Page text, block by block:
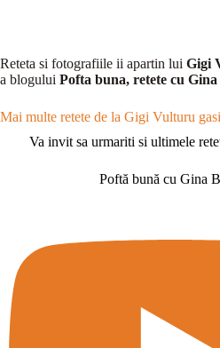
Reteta si fotografiile ii apartin lui Gigi
a blogului Pofta buna, retete cu
Mai multe retete de la Gigi Vulturu
Va invit sa urmariti si ultimele
Poftă bună cu Gina